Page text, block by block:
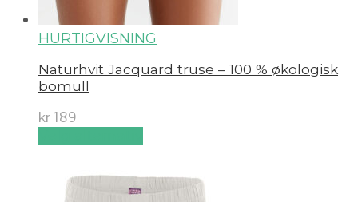
HURTIGVISNING
Naturhvit Jacquard truse – 100 % økologisk
bomull
kr 189